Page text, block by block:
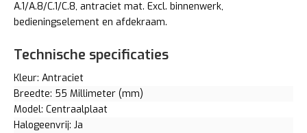
A.1/A.8/C.1/C.8, antraciet mat. Excl. binnenwerk,
bedieningselement en afdekraam.
Technische specificaties
Kleur: Antraciet
Breedte: 55 Millimeter (mm)
Model: Centraalplaat
Halogeenvrij: Ja